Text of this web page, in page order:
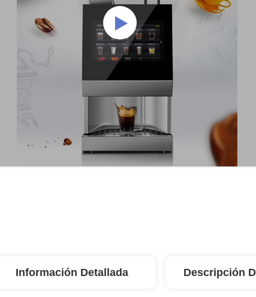
Información Detallada Descripción